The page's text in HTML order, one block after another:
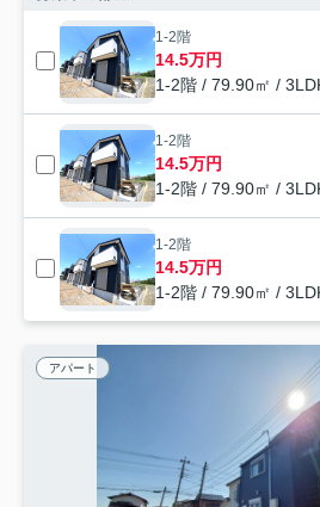
1-2階
14.5万円
1-2階 / 79.90㎡ /
1-2階
14.5万円
1-2階 / 79.90㎡ /
1-2階
14.5万円
1-2階 / 79.90㎡ /
アパート